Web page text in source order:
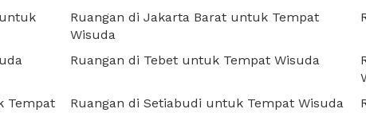
Ruangan di Jakarta Barat untuk Tempat
Wisuda
Ruangan di Tebet untuk Tempat Wisuda
Tempat
Ruangan di Setiabudi untuk Tempat Wisuda